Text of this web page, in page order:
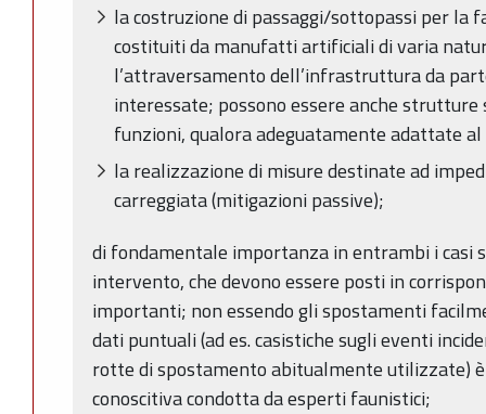
la costruzione di passaggi/sottopassi per la
costituiti da manufatti artificiali di varia
l’attraversamento dell’infrastruttura da
interessate; possono essere anche
funzioni, qualora adeguatamente adattate
la realizzazione di misure destinate ad
carreggiata (mitigazioni passive);
di fondamentale importanza in entrambi i casi
intervento, che devono essere posti in
importanti; non essendo gli spostamenti
dati puntuali (ad es. casistiche sugli eventi
rotte di spostamento abitualmente utilizzate)
conoscitiva condotta da esperti faunistici;